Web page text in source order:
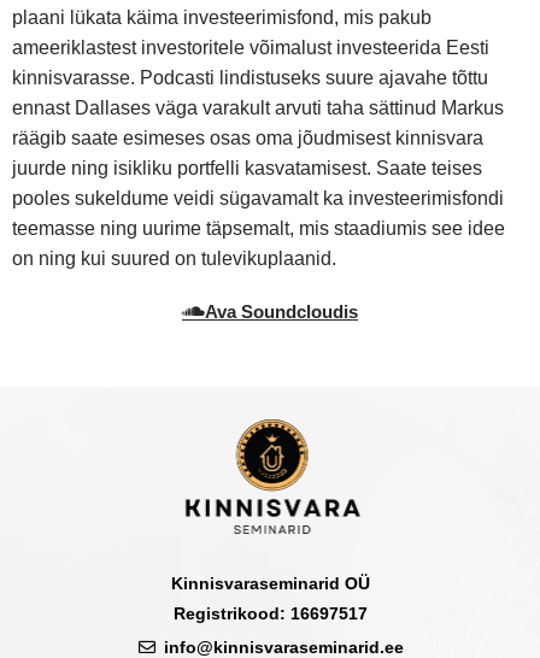
plaani lükata käima investeerimisfond, mis pakub
ameeriklastest investoritele võimalust investeerida Eesti
kinnisvarasse. Podcasti lindistuseks suure ajavahe tõttu
ennast Dallases väga varakult arvuti taha sättinud Markus
räägib saate esimeses osas oma jõudmisest kinnisvara
juurde ning isikliku portfelli kasvatamisest. Saate teises
pooles sukeldume veidi sügavamalt ka investeerimisfondi
teemasse ning uurime täpsemalt, mis staadiumis see idee
on ning kui suured on tulevikuplaanid.
Ava Soundcloudis
Kinnisvaraseminarid OÜ
Registrikood: 16697517
info@kinnisvaraseminarid.ee